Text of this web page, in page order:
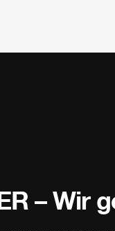
– Wir